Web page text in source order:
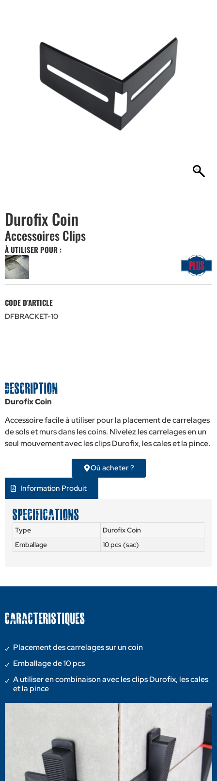
Durofix Coin
Accessoires Clips
À UTILISER POUR :
CODE D’ARTICLE
DFBRACKET-10
Description
Durofix Coin
Accessoire facile à utiliser pour la placement de carrelages
de sols et murs dans les coins. Nivelez les carrelages en un
seul mouvement avec les clips Durofix, les cales et la pince.
Où acheter ?
Information Produit
Specifications
Type
Durofix Coin
Emballage
10 pcs (sac)
CARACTERISTIQUES
Placement des carrelages sur un coin
Emballage de 10 pcs
A utiliser en combinaison avec les clips Durofix, les cales
et la pince